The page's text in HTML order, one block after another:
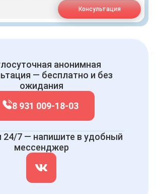
Консультация
анонимная
— бесплатно и без
ожидания
8 931 009-18-03
24/7 — напишите в удобный
мессенджер